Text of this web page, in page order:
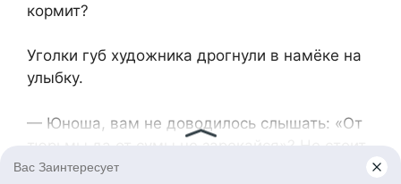
кормит?
Уголки губ художника дрогнули в намёке на
улыбку.
— Юноша, вам не доводилось слышать: «От
тыкать меня носом в мою участь. И если вы